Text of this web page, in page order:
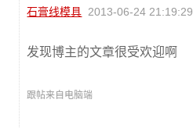
石膏线模具 2013-06-24 21:19:29
发现博主的文章很受欢迎啊
跟帖来自电脑端